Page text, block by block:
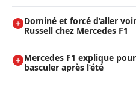
Dominé et forcé d’aller
Russell chez Mercedes F1
Mercedes F1 explique
basculer après l’été